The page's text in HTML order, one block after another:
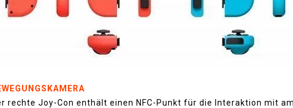
rechte Joy-Con enthält einen NFC-Punkt für die Interaktion mit